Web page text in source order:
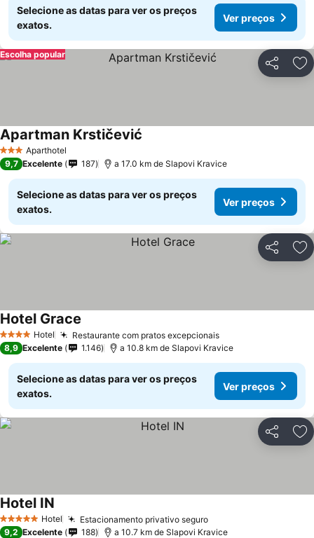
Selecione as datas para ver os preços
exatos.
Ver preços
Partilhar
Escolha popular
3 EstrelasAparthotel
Apartman Krstičević
9,7 Excelente 187 a 17.0 km de Slapovi Kravice
Selecione as datas para ver os preços
exatos.
Ver preços
Partilhar
4 EstrelasHotel Restaurante com pratos excepcionais
Hotel Grace
8,9 Excelente 1.146 a 10.8 km de Slapovi Kravice
Selecione as datas para ver os preços
exatos.
Ver preços
Partilhar
5 Estrelas Hotel Estacionamento privativo seguro
Hotel IN
9,2 Excelente 188 a 10.7 km de Slapovi Kravice